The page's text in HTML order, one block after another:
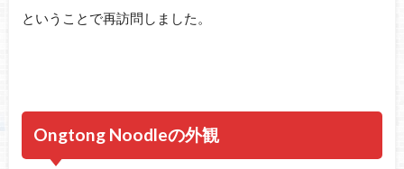
ということで再訪問しました。
Ongtong Noodleの外観